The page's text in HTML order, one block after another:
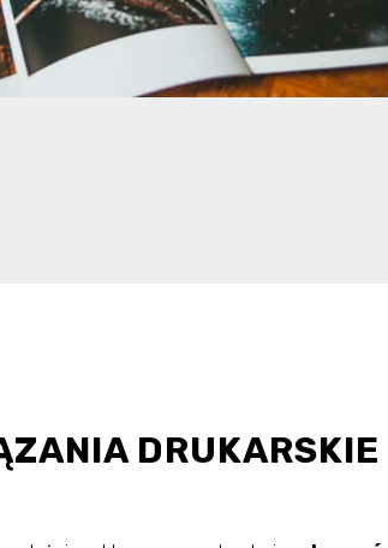
DRUKARSKIE